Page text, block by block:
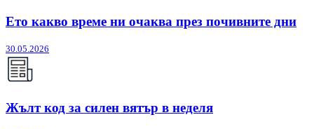
Ето какво време ни очаква през почивните дни
30.05.2026
Жълт код за силен вятър в неделя